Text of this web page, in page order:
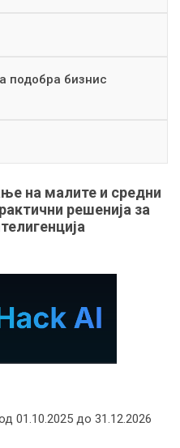
подобра бизнис
на малите и средни
решенија за
01.10.2025 до 31.12.2026